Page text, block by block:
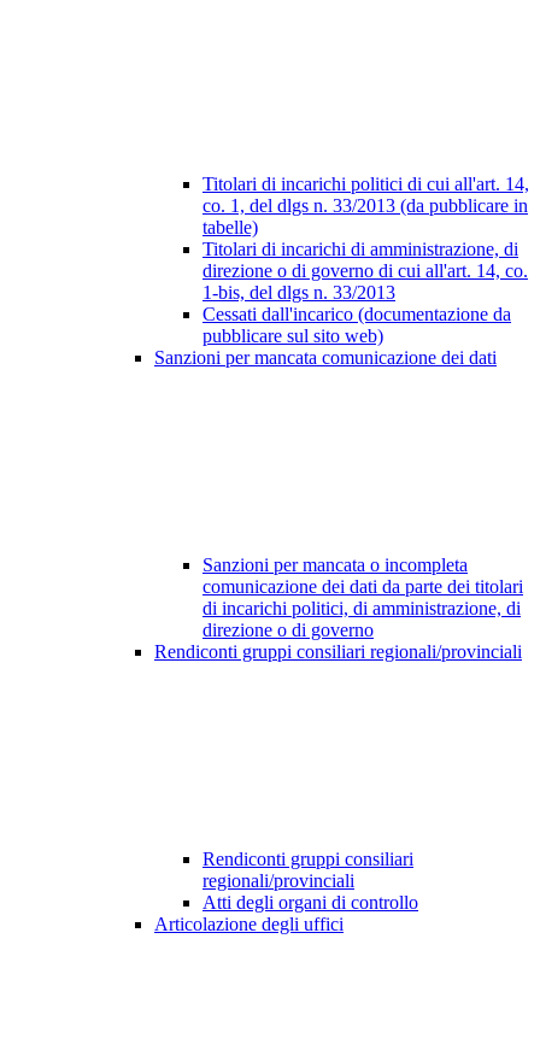
Titolari di incarichi politici di cui all'art. 14,
co. 1, del dlgs n. 33/2013 (da pubblicare in
tabelle)
Titolari di incarichi di amministrazione, di
direzione o di governo di cui all'art. 14, co.
1-bis, del dlgs n. 33/2013
Cessati dall'incarico (documentazione da
pubblicare sul sito web)
Sanzioni per mancata comunicazione dei dati
Sanzioni per mancata o incompleta
comunicazione dei dati da parte dei titolari
di incarichi politici, di amministrazione, di
direzione o di governo
Rendiconti gruppi consiliari regionali/provinciali
Rendiconti gruppi consiliari
regionali/provinciali
Atti degli organi di controllo
Articolazione degli uffici